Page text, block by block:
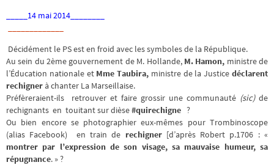
_____14 mai 2014________
Décidément le PS est en froid avec les symboles de la République.
Au sein du 2ème gouvernement de M. Hollande, M. Hamon, ministre de
l’Éducation nationale etMme Taubira, ministre de la Justice déclarent
rechignerà chanter La Marseillaise.
Préfèreraient-ils retrouver et faire grossir une communauté (sic)de
rechignants en touitant sur dièse#quirechigne ?
Ou bien encore se photographier eux-mêmes pour Trombinoscope
(alias Facebook) en train de rechigner[d’après Robert p.1706 : «
montrer par l’expression de son visage, sa mauvaise humeur, sa
répugnance. » ?